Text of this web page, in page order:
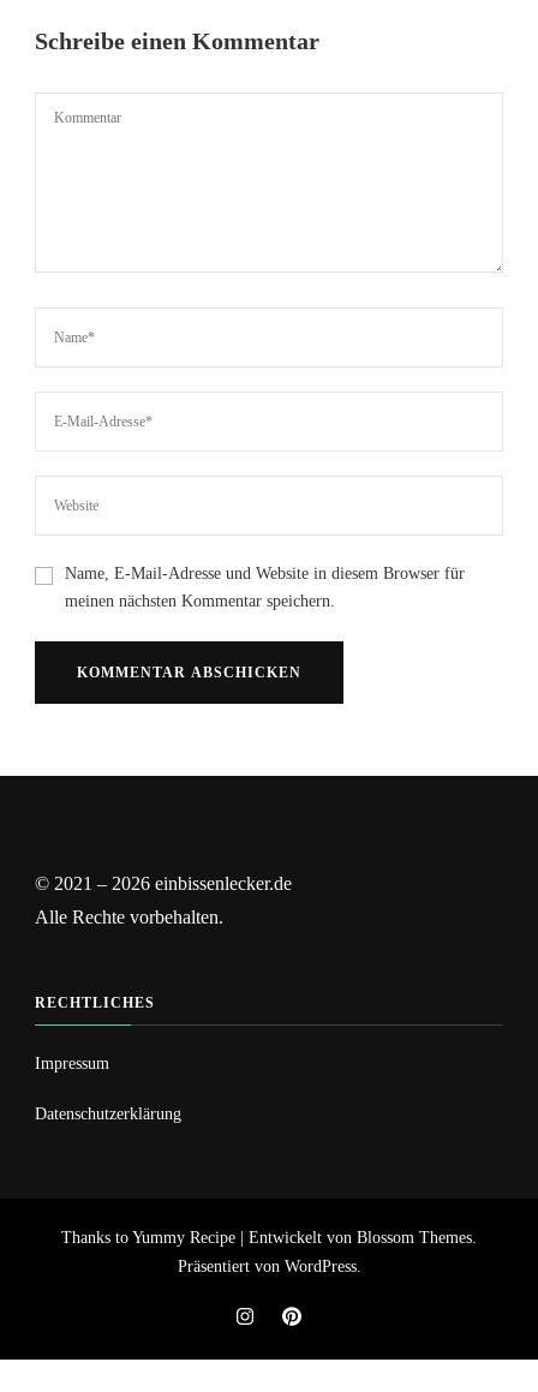
Schreibe einen Kommentar
Name, E-Mail-Adresse und Website in diesem Browser für
meinen nächsten Kommentar speichern.
© 2021 – 2026 einbissenlecker.de
Alle Rechte vorbehalten.
RECHTLICHES
Impressum
Datenschutzerklärung
Thanks toYummy Recipe | Entwickelt von Blossom Themes.
Präsentiert von WordPress.